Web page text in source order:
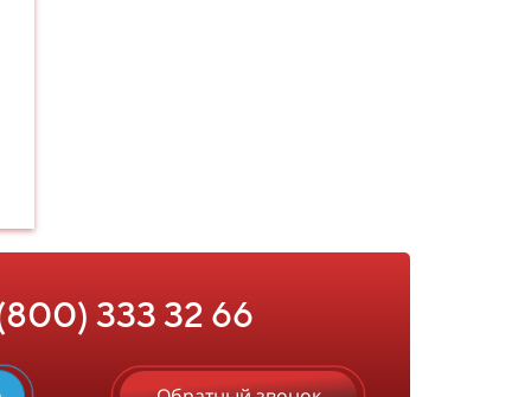
333 32 66